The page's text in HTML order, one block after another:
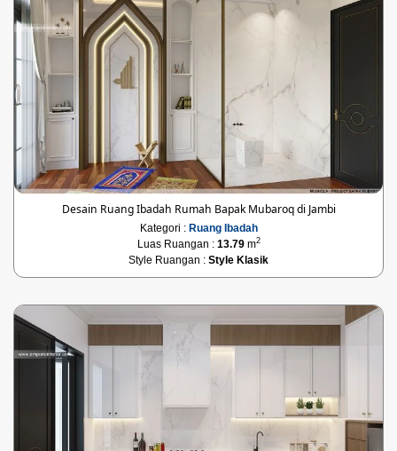
Desain Ruang Ibadah Rumah Bapak Mubaroq di Jambi
Kategori : Ruang Ibadah
Luas Ruangan : 13.79m2
Style Ruangan : Style Klasik